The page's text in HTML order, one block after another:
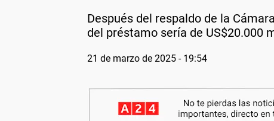
Después del respaldo de la
del préstamo sería de US$20.000
21 de marzo de 2025 - 19:54